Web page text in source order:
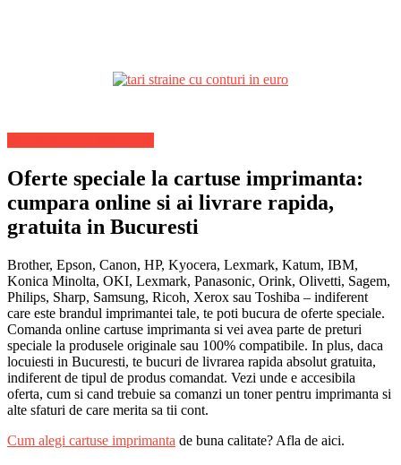
Oferte speciale la cartuse imprimanta:
cumpara online si ai livrare rapida,
gratuita in Bucuresti
Brother, Epson, Canon, HP, Kyocera, Lexmark, Katum, IBM,
Konica Minolta, OKI, Lexmark, Panasonic, Orink, Olivetti, Sagem,
Philips, Sharp, Samsung, Ricoh, Xerox sau Toshiba – indiferent
care este brandul imprimantei tale, te poti bucura de oferte speciale.
Comanda online cartuse imprimanta si vei avea parte de preturi
speciale la produsele originale sau 100% compatibile. In plus, daca
locuiesti in Bucuresti, te bucuri de livrarea rapida absolut gratuita,
indiferent de tipul de produs comandat. Vezi unde e accesibila
oferta, cum si cand trebuie sa comanzi un toner pentru imprimanta si
alte sfaturi de care merita sa tii cont.
Cum alegi cartuse imprimanta de buna calitate? Afla de aici.